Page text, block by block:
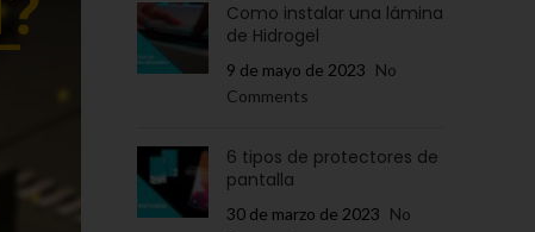
Como instalar una lámina
de Hidrogel
9 de mayo de 2023 No
Comments
6 tipos de protectores de
pantalla
30 de marzo de 2023 No